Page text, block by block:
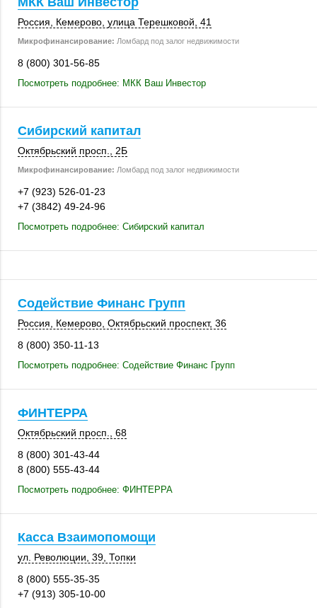
Россия Кемерово , улица Терешковой, 41
Микрофинансирование: Ломбард под залог недвижимости
8 (800) 301-56-85
Посмотреть подробнее: МКК Ваш Инвестор
Сибирский капитал
Октябрьский просп., 2Б
Микрофинансирование: Ломбард под залог недвижимости
+7 (923) 526-01-23
+7 (3842) 49-24-96
Посмотреть подробнее: Сибирский капитал
Содействие Финанс Групп
Россия Кемерово , Октябрьский проспект, 36
8 (800) 350-11-13
Посмотреть подробнее: Содействие Финанс Групп
ФИНТЕРРА
Октябрьский просп., 68
8 (800) 301-43-44
8 (800) 555-43-44
Посмотреть подробнее: ФИНТЕРРА
Касса Взаимопомощи
ул. Революции, 39 Топки
8 (800) 555-35-35
+7 (913) 305-10-00